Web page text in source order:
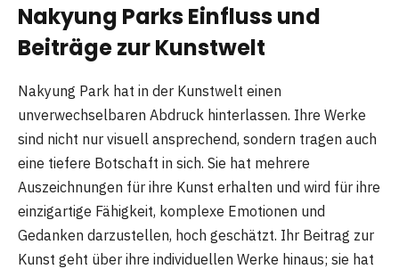
Nakyung Parks Einfluss und
Beiträge zur Kunstwelt
Nakyung Park hat in der Kunstwelt einen
unverwechselbaren Abdruck hinterlassen. Ihre Werke
sind nicht nur visuell ansprechend, sondern tragen auch
eine tiefere Botschaft in sich. Sie hat mehrere
Auszeichnungen für ihre Kunst erhalten und wird für ihre
einzigartige Fähigkeit, komplexe Emotionen und
Gedanken darzustellen, hoch geschätzt. Ihr Beitrag zur
Kunst geht über ihre individuellen Werke hinaus; sie hat